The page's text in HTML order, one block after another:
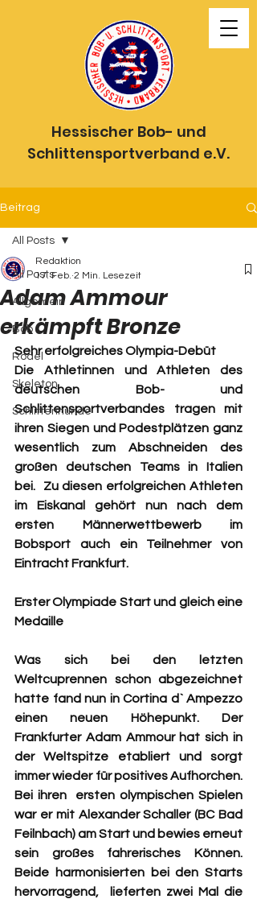
Hessischer Bob- und
Schlittensportverband e.V.
Beitrag
All Posts
Allgemein
Bob
Rodel
Skeleton
Schlittenhunde
All Posts
Adam Ammour
erkämpft Bronze
Redaktion
17. Feb. 2 Min. Lesezeit
Sehr erfolgreiches Olympia-Debüt
Die Athletinnen und Athleten des
deutschen Bob- und
Schlittensportverbandes tragen mit
ihren Siegen und Podestplätzen ganz
wesentlich zum Abschneiden des
großen deutschen Teams in Italien
bei.  Zu diesen erfolgreichen Athleten
im Eiskanal gehört nun nach dem
ersten Männerwettbewerb im
Bobsport auch ein Teilnehmer von
Eintracht Frankfurt.
Erster Olympiade Start und gleich eine
Medaille
Was sich bei den letzten
Weltcuprennen schon abgezeichnet
hatte fand nun in Cortina d` Ampezzo
einen neuen Höhepunkt. Der
Frankfurter Adam Ammour hat sich in
der Weltspitze etabliert und sorgt
immer wieder für positives Aufhorchen.
Bei ihren  ersten olympischen Spielen
war er mit Alexander Schaller (BC Bad
Feilnbach) am Start und bewies erneut
sein großes fahrerisches Können.
Beide harmonisierten bei den Starts
hervorragend,  lieferten zwei Mal die